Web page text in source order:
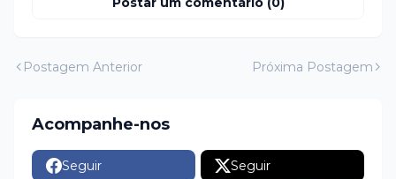
Postagem Anterior Próxima Postagem
Acompanhe-nos
Seguir Seguir